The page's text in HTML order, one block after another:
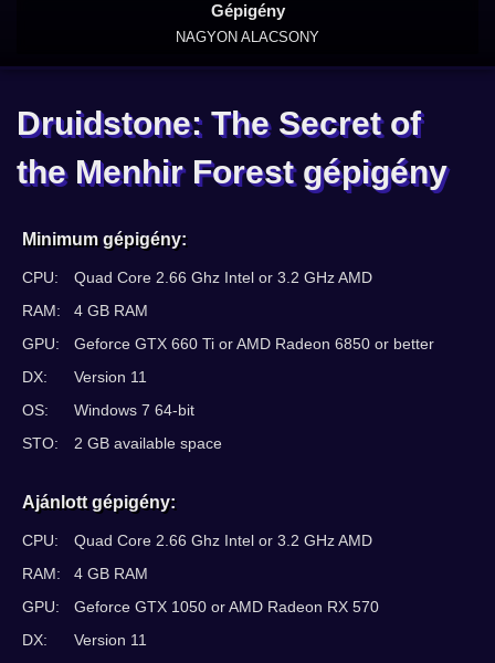
Gépigény
NAGYON ALACSONY
Druidstone: The Secret of
the Menhir Forest gépigény
Minimum gépigény:
CPU:
Quad Core 2.66 Ghz Intel or 3.2 GHz AMD
RAM:
4 GB RAM
GPU:
Geforce GTX 660 Ti or AMD Radeon 6850 or better
DX:
Version 11
OS:
Windows 7 64-bit
STO:
2 GB available space
Ajánlott gépigény:
CPU:
Quad Core 2.66 Ghz Intel or 3.2 GHz AMD
RAM:
4 GB RAM
GPU:
Geforce GTX 1050 or AMD Radeon RX 570
DX:
Version 11